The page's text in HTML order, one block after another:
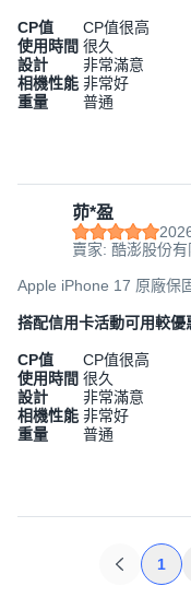
CP值
CP值很高
使用時間 很久
設計
非常滿意
相機性能 非常好
重量
普通
茆*盈
賣家: 酷澎股份有
Apple iPhone 17 原廠保
搭配信用卡活動可用較優
CP值
CP值很高
使用時間 很久
設計
非常滿意
相機性能 非常好
重量
普通
1